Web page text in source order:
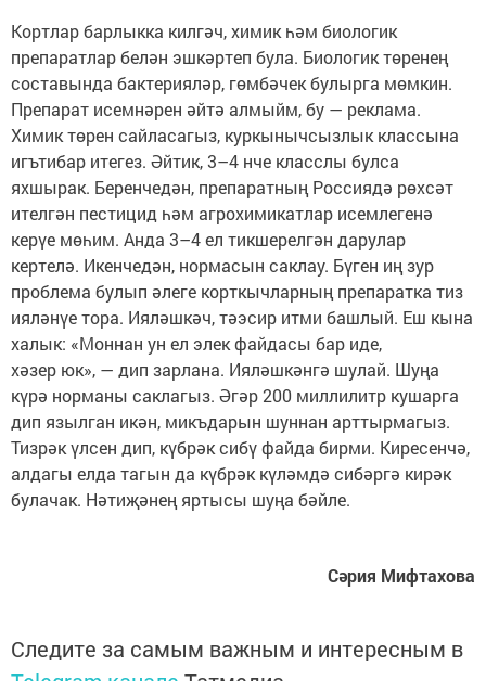
Кортлар барлыкка килгәч, химик һәм биологик
препаратлар белән эшкәртеп була. Биологик төренең
составында бактерияләр, гөмбәчек булырга мөмкин.
Препарат исемнәрен әйтә алмыйм, бу — реклама.
Химик төрен сайласагыз, куркынычсызлык классына
игътибар итегез. Әйтик, 3–4 нче класслы булса
яхшырак. Беренчедән, препаратның Россиядә рөхсәт
ителгән пестицид һәм агрохимикатлар исемлегенә
керүе мөһим. Анда 3–4 ел тикшерелгән дарулар
кертелә. Икенчедән, нормасын саклау. Бүген иң зур
проблема булып әлеге корткычларның препаратка тиз
ияләнүе тора. Ияләшкәч, тәэсир итми башлый. Еш кына
халык: «Моннан ун ел элек файдасы бар иде,
хәзер юк», — дип зарлана. Ияләшкәнгә шулай. Шуңа
күрә норманы саклагыз. Әгәр 200 миллилитр кушарга
дип язылган икән, микъдарын шуннан арттырмагыз.
Тизрәк үлсен дип, күбрәк сибү файда бирми. Киресенчә,
алдагы елда тагын да күбрәк күләмдә сибәргә кирәк
булачак. Нәтиҗәнең яртысы шуңа бәйле.
Сәрия Мифтахова
Следите за самым важным и интересным в